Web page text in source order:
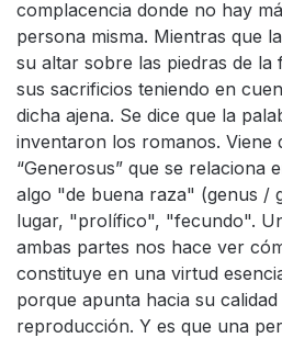
complacencia donde no hay
persona misma. Mientras que
su altar sobre las piedras de
sus sacrificios teniendo en
dicha ajena. Se dice que la
inventaron los romanos. Viene
“Generosus” que se relaciona
algo "de buena raza" (genus /
lugar, "prolífico", "fecundo".
ambas partes nos hace ver
constituye en una virtud
porque apunta hacia su
reproducción. Y es que una